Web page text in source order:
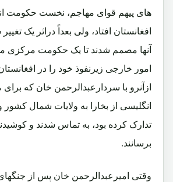
های پیهم قوای مهاجم، نخست حکومت
افغانستان افتاد، ولی بعداً دراثر یک
آنها مصمم شدند تا یک حکومت مرکزی
امور خارجی زیرنفوذ خود را در
ازآنرو با سردارعبدالرحمن خان که برای
انگلیسی از بخارا به ولایات شمال
تدارک کرده بود، به تماس شدند و
برسانند.
وقتی امیرعبدالرحمن خان پس از